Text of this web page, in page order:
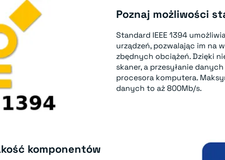
Poznaj możliwości
Standard IEEE 1394
urządzeń, pozwalając im na
zbędnych obciążeń. Dzięki
skaner, a przesyłanie
procesora komputera.
danych to aż 800Mb/s.
komponentów